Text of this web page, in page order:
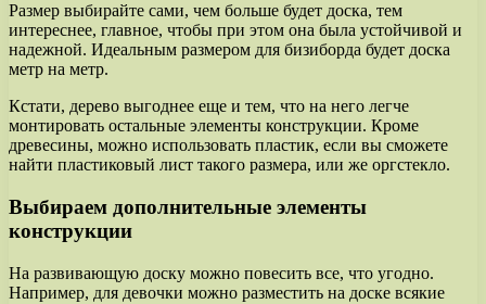
Размер выбирайте сами, чем больше будет доска, тем
интереснее, главное, чтобы при этом она была устойчивой и
надежной. Идеальным размером для бизиборда будет доска
метр на метр.
Кстати, дерево выгоднее еще и тем, что на него легче
монтировать остальные элементы конструкции. Кроме
древесины, можно использовать пластик, если вы сможете
найти пластиковый лист такого размера, или же оргстекло.
Выбираем дополнительные элементы
конструкции
На развивающую доску можно повесить все, что угодно.
Например, для девочки можно разместить на доске всякие